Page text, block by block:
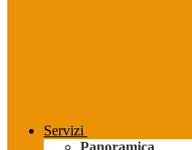
Servizi